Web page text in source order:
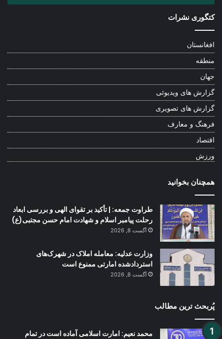
کتگوری نشرات
افغانستان
منطقه
جهان
گزارش های ویدیوئی
گزارش های تصویری
فرهنگ و معارف
اقتصاد
ورزش
همچنان بخوانید
طراوت جمعه: | تأکید بر تقوای الهی و بررسی ابعاد
رحلت پیامبر اسلام و شهادت امام حسن مجتبی(ع)
آگست 8, 2026
وزارت عدلیه: معامله املاک در شهرک‌های
استردادشده امارتی ممنوع است
آگست 8, 2026
پُربحث ترین مطالب
محمد نعیم: امارت اسلامی آماده است در تمام